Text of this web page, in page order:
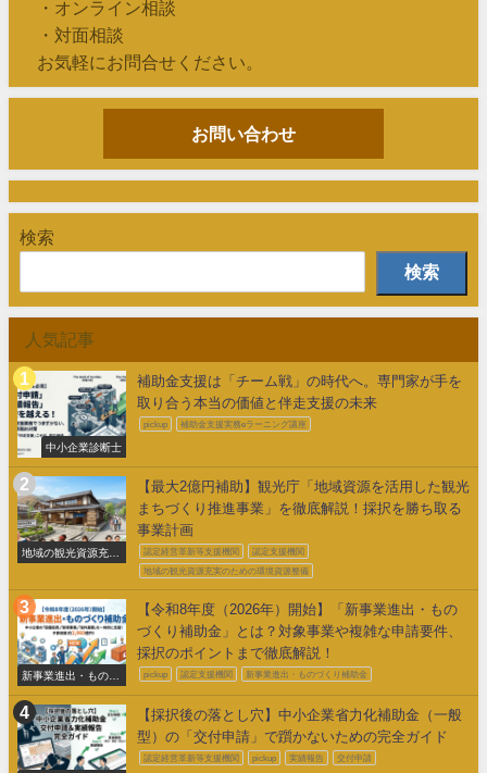
・オンライン相談
・対面相談
お気軽にお問合せください。
お問い合わせ
検索
検索
人気記事
中小企業診断士
補助金支援は「チーム戦」の時代へ。専門家が手を
取り合う本当の価値と伴走支援の未来
pickup 補助金支援実務eラーニング講座
地域の観光資源充実
【最大2億円補助】観光庁「地域資源を活用した観光
まちづくり推進事業」を徹底解説！採択を勝ち取る
事業計画
認定経営革新等支援機関 認定支援機関
地域の観光資源充実のための環境資源整備
新事業進出・ものづ
【令和8年度（2026年）開始】「新事業進出・もの
づくり補助金」とは？対象事業や複雑な申請要件、
採択のポイントまで徹底解説！
pickup 認定支援機関 新事業進出・ものづくり補助金
【採択後の落とし穴】中小企業省力化補助金（一般
型）の「交付申請」で躓かないための完全ガイド
認定経営革新等支援機関 pickup 実績報告 交付申請